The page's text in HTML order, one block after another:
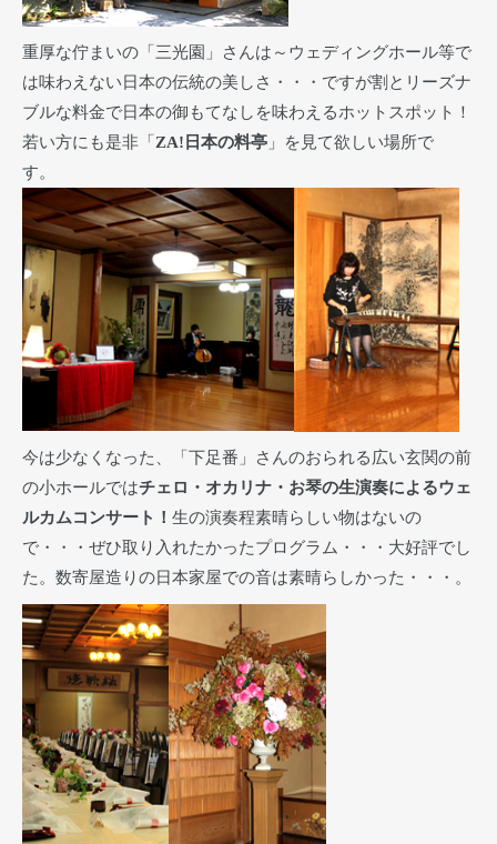
重厚な佇まいの「三光園」さんは～ウェディングホール等で
は味わえない日本の伝統の美しさ・・・ですが割とリーズナ
ブルな料金で日本の御もてなしを味わえるホットスポット！
若い方にも是非「ZA!日本の料亭 」を見て欲しい場所で
す。
今は少なくなった、「下足番」さんのおられる広い玄関の前
の小ホールではチェロ・オカリナ・お琴の生演奏によるウェ
ルカムコンサート！ 生の演奏程素晴らしい物はないの
で・・・ぜひ取り入れたかったプログラム・・・大好評でし
た。数寄屋造りの日本家屋での音は素晴らしかった・・・。